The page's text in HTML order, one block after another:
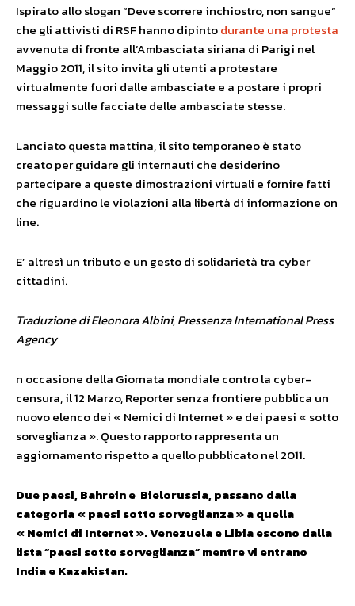
Ispirato allo slogan “Deve scorrere inchiostro, non sangue”
che gli attivisti di RSF hanno dipintodurante una protesta
avvenuta di fronte all’Ambasciata siriana di Parigi nel
Maggio 2011, il sito invita gli utenti a protestare
virtualmente fuori dalle ambasciate e a postare i propri
messaggi sulle facciate delle ambasciate stesse.
Lanciato questa mattina, il sito temporaneo è stato
creato per guidare gli internauti che desiderino
partecipare a queste dimostrazioni virtuali e fornire fatti
che riguardino le violazioni alla libertà di informazione on
line.
E’ altresì un tributo e un gesto di solidarietà tra cyber
cittadini.
Traduzione di Eleonora Albini, Pressenza International Press
Agency
n occasione della Giornata mondiale contro la cyber-
censura, il 12 Marzo, Reporter senza frontiere pubblica un
nuovo elenco dei « Nemici di Internet » e dei paesi « sotto
sorveglianza ». Questo rapporto rappresenta un
aggiornamento rispetto a quello pubblicato nel 2011.
Due paesi, Bahrein e Bielorussia, passano dalla
categoria « paesi sotto sorveglianza » a quella
« Nemici di Internet ». Venezuela e Libia escono dalla
lista “paesi sotto sorveglianza” mentre vi entrano
India e Kazakistan.